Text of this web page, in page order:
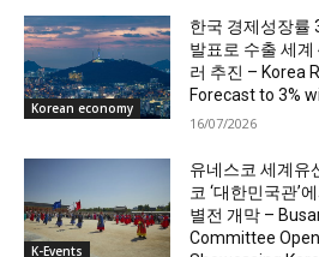
Korean economy
한국 경제성장률
발표로 수출 세계
러 추진 – Korea
Forecast to 3%
16/07/2026
K-Events
유네스코 세계유
코 ‘대한민국관’
별전 개막 –
Committee